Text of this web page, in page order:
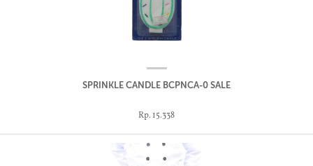
SPRINKLE CANDLE BCPNCA-0 SALE
Rp. 15.338